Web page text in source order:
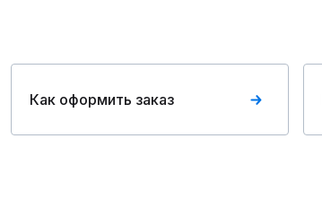
Как оформить заказ